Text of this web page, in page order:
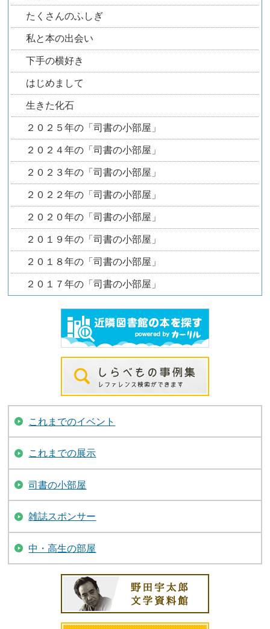
たくさんのふしぎ
私と本の出会い
下手の横好き
はじめまして
生きた化石
２０２５年の「司書の小部屋」
２０２４年の「司書の小部屋」
２０２３年の「司書の小部屋」
２０２２年の「司書の小部屋」
２０２０年の「司書の小部屋」
２０１９年の「司書の小部屋」
２０１８年の「司書の小部屋」
２０１７年の「司書の小部屋」
これまでのイベント
これまでの展示
司書の小部屋
雑誌スポンサー
中・高生の部屋